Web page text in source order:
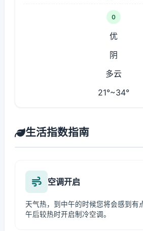
0
优
阴
多云
21°~34°
生活指数指南
空调开启
天气热，到中午的时候您将会感到有
午后较热时开启制冷空调。